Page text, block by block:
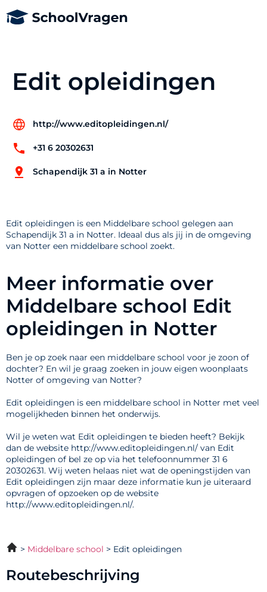
Edit opleidingen
http://www.editopleidingen.nl/
+31 6 20302631
Schapendijk 31 a in Notter
Edit opleidingen is een Middelbare school gelegen aan
Schapendijk 31 a in Notter. Ideaal dus als jij in de omgeving
van Notter een middelbare school zoekt.
Meer informatie over
Middelbare school Edit
opleidingen in Notter
Ben je op zoek naar een middelbare school voor je zoon of
dochter? En wil je graag zoeken in jouw eigen woonplaats
Notter of omgeving van Notter?
Edit opleidingen is een middelbare school in Notter met veel
mogelijkheden binnen het onderwijs.
Wil je weten wat Edit opleidingen te bieden heeft? Bekijk
dan de website http://www.editopleidingen.nl/ van Edit
opleidingen of bel ze op via het telefoonnummer 31 6
20302631. Wij weten helaas niet wat de openingstijden van
Edit opleidingen zijn maar deze informatie kun je uiteraard
opvragen of opzoeken op de website
http://www.editopleidingen.nl/.
Middelbare school Edit opleidingen
Routebeschrijving